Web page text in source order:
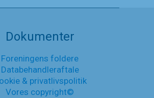
Dokumenter
Foreningens foldere
Databehandleraftale
& privatlivspolitik
Vores copyright©